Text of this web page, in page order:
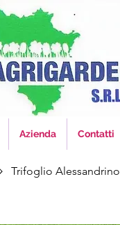
Azienda Contatti
Trifoglio Alessandrino